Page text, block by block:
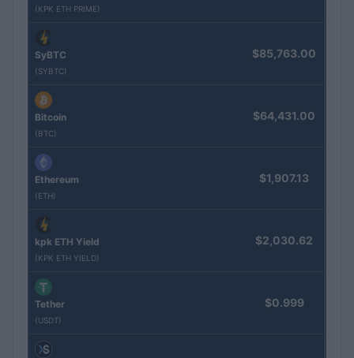
(KPK ETH PRIME)
SyBTC
(SYBTC)
$85,763.00
Bitcoin
(BTC)
$64,431.00
Ethereum
(ETH)
$1,907.13
kpk ETH Yield
(KPK ETH YIELD)
$2,030.62
Tether
(USDT)
$0.999